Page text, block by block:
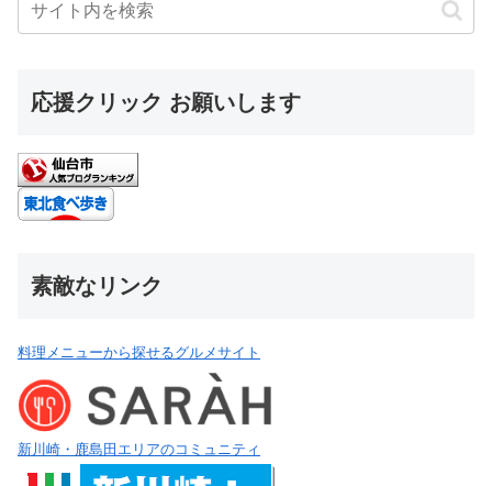
応援クリック お願いします
素敵なリンク
料理メニューから探せるグルメサイト
新川崎・鹿島田エリアのコミュニティ